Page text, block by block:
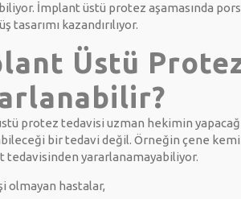
İmplant üstü protez aşamasında
tasarımı kazandırılıyor.
Üstü
protez tedavisi uzman hekimin
bir tedavi değil. Örneğin çene
tedavisinden yararlanamayabiliyor.
olmayan hastalar,